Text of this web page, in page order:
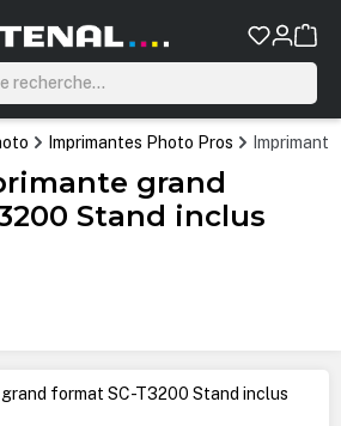
Imprimantes Photo Pros
grand
Stand inclus